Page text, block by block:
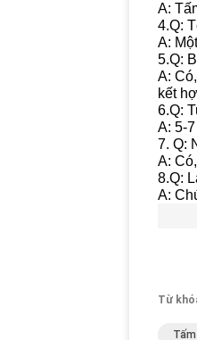
A:
4.Q:
A:
5.Q:
A:
kết
6.Q:
A: 5-
7. Q:
A:
8.Q:
A:
Từ